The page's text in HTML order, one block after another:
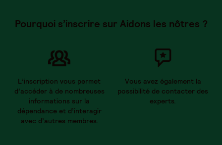
Pourquoi s’inscrire sur Aidons les nôtres ?
L’inscription vous permet
d’accéder à de nombreuses
informations sur la
dépendance et d’interagir
avec d’autres membres.
Vous avez également la
possibilité de contacter des
experts.